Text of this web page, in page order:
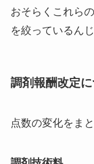
おそらくこれら
を絞っているん
調剤報酬改定
点数の変化をまと